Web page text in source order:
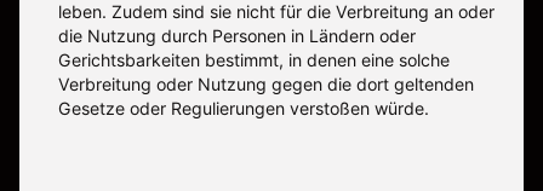
leben. Zudem sind sie nicht für die Verbreitung an oder
die Nutzung durch Personen in Ländern oder
Gerichtsbarkeiten bestimmt, in denen eine solche
Verbreitung oder Nutzung gegen die dort geltenden
Gesetze oder Regulierungen verstoßen würde.